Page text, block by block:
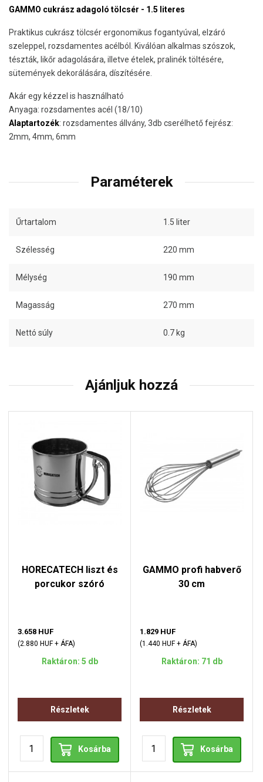
GAMMO cukrász adagoló tölcsér - 1.5 literes
Praktikus cukrász tölcsér ergonomikus fogantyúval, elzáró
szeleppel, rozsdamentes acélból. Kiválóan alkalmas szószok,
tészták, likőr adagolására, illetve ételek, pralinék töltésére,
sütemények dekorálására, díszítésére.
Akár egy kézzel is használható
Anyaga: rozsdamentes acél (18/10)
Alaptartozék: rozsdamentes állvány, 3db cserélhető fejrész:
2mm, 4mm, 6mm
Paraméterek
Űrtartalom 1.5 liter
Szélesség 220 mm
Mélység 190 mm
Magasság 270 mm
Nettó súly 0.7 kg
Ajánljuk hozzá
HORECATECH liszt és
porcukor szóró
3.658 HUF
(2.880 HUF + ÁFA)
Raktáron: 5 db
Részletek
Kosárba
GAMMO profi habverő
30 cm
1.829 HUF
(1.440 HUF + ÁFA)
Raktáron: 71 db
Részletek
Kosárba